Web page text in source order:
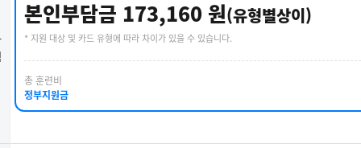
본인부담금 173,160 원(유형별상이)
* 지원 대상 및 카드 유형에 따라 차이가 있을 수 있습니다.
총 훈련비
정부지원금